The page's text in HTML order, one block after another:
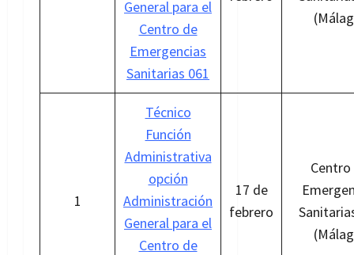
General para el
Centro de
Emergencias
Sanitarias 061
1
Técnico
Función
Administrativa
opción
Administración
General para el
Centro de
17 de
febrero